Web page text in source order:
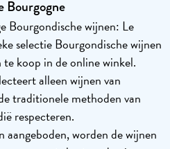
Bourgogne
Bourgondische wijnen: Le
selectie Bourgondische wijnen
koop in de online winkel.
alleen wijnen van
traditionele methoden van
respecteren.
worden de wijnen